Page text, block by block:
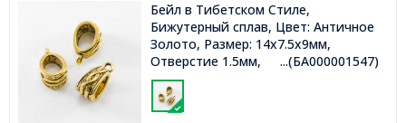
Бейл в Тибетском Стиле,
Бижутерный сплав, Цвет: Античное
Золото, Размер: 14х7.5х9мм,
Отверстие 1.5мм,
...(БА000001547)